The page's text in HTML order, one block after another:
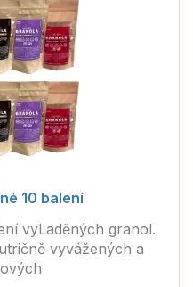
10 balení
vyLaděných granol.
vyvážených a